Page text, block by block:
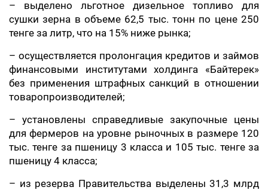
– выделено льготное дизельное топливо для
сушки зерна в объеме 62,5 тыс. тонн по цене 250
тенге за литр, что на 15% ниже рынка;
– осуществляется пролонгация кредитов и займов
финансовыми институтами холдинга «Байтерек»
без применения штрафных санкций в отношении
товаропроизводителей;
– установлены справедливые закупочные цены
для фермеров на уровне рыночных в размере 120
тыс. тенге за пшеницу 3 класса и 105 тыс. тенге за
пшеницу 4 класса;
– из резерва Правительства выделены 31,3 млрд